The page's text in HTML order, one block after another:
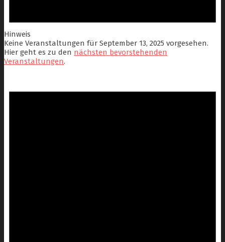
Hinweis
Keine Veranstaltungen für September 13, 2025 vorgesehen.
Hier geht es zu den nächsten bevorstehenden
Veranstaltungen.